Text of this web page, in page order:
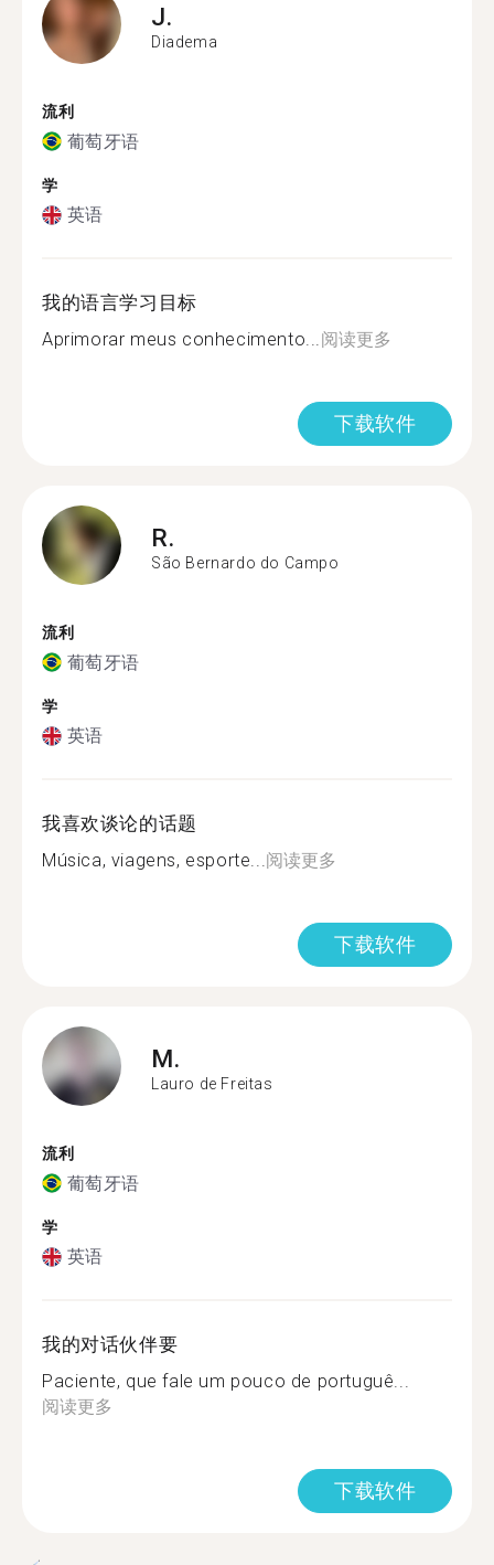
J.
Diadema
流利
葡萄牙语
学
英语
我的语言学习目标
Aprimorar meus conhecimento...阅读更多
下载软件
R.
São Bernardo do Campo
流利
葡萄牙语
学
英语
我喜欢谈论的话题
Música, viagens, esporte...阅读更多
下载软件
M.
Lauro de Freitas
流利
葡萄牙语
学
英语
我的对话伙伴要
Paciente, que fale um pouco de portuguê...
阅读更多
下载软件